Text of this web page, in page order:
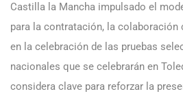
Castilla la Mancha impulsado el
para la contratación, la colaboración
en la celebración de las pruebas
nacionales que se celebrarán en
considera clave para reforzar la